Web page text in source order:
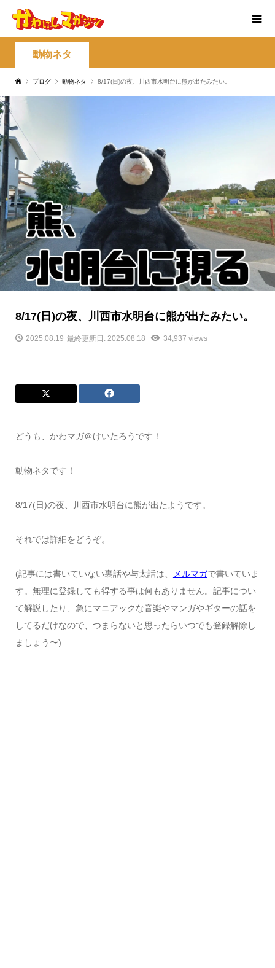
動物ネタ
ブログ 動物ネタ 8/17(日)の夜、川西市水明台に熊が出たみたい。
8/17(日)の夜、川西市水明台に熊が出たみたい。
2025.08.19 最終更新日: 2025.08.18 34,937 views
どうも、かわマガ＠けいたろうです！
動物ネタです！
8/17(日)の夜、川西市水明台に熊が出たようです。
それでは詳細をどうぞ。
(記事には書いていない裏話や与太話は、 メルマガで書いていま
す。無理に登録しても得する事は何もありません。記事につい
て解説したり、急にマニアックな音楽やマンガやギターの話を
してるだけなので、つまらないと思ったらいつでも登録解除し
ましょう〜)